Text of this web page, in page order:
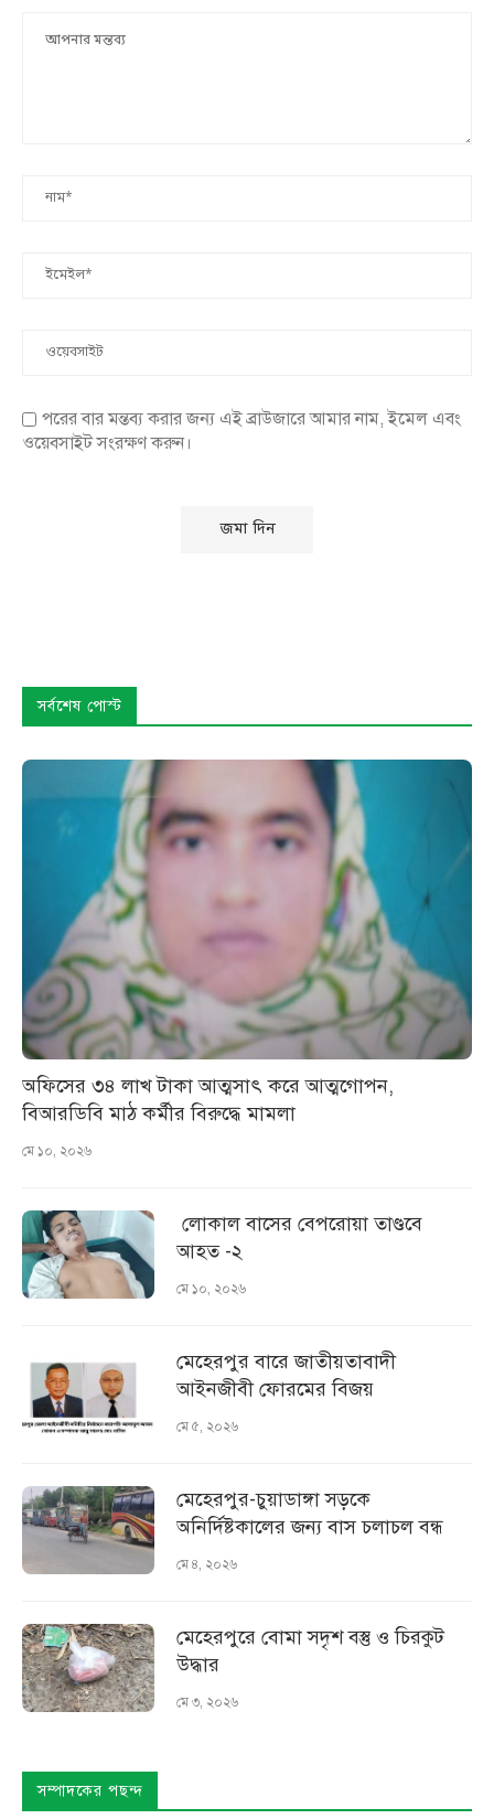
পরের বার মন্তব্য করার জন্য এই ব্রাউজারে আমার নাম, ইমেল এবং
ওয়েবসাইট সংরক্ষণ করুন।
সর্বশেষ পোস্ট
অফিসের ৩৪ লাখ টাকা আত্মসাৎ করে আত্মগোপন,
বিআরডিবি মাঠ কর্মীর বিরুদ্ধে মামলা
মে ১০, ২০২৬
লোকাল বাসের বেপরোয়া তাণ্ডবে
আহত -২
মে ১০, ২০২৬
মেহেরপুর বারে জাতীয়তাবাদী
আইনজীবী ফোরমের বিজয়
মে ৫, ২০২৬
মেহেরপুর-চুয়াডাঙ্গা সড়কে
অনির্দিষ্টকালের জন্য বাস চলাচল বন্ধ
মে ৪, ২০২৬
মেহেরপুরে বোমা সদৃশ বস্তু ও চিরকুট
উদ্ধার
মে ৩, ২০২৬
সম্পাদকের পছন্দ